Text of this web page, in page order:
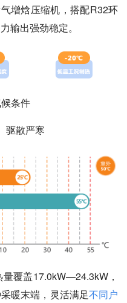
增焓压缩机，搭配R32环
输出强劲稳定。
条件
驱散严寒
覆盖17.0kW—24.3kW，
暖末端，灵活满足不同户